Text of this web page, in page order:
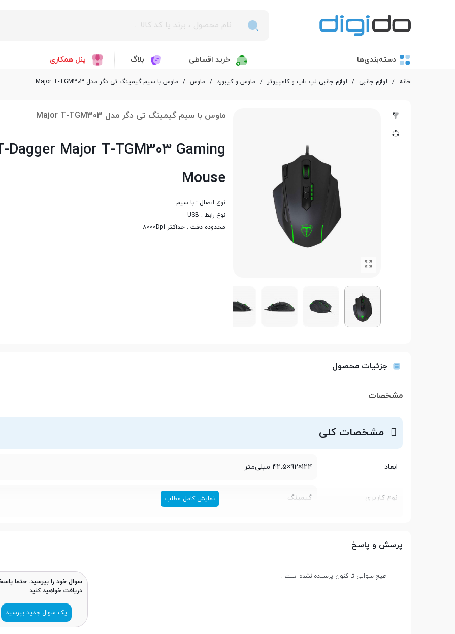
دسته‌بندی‌ها خرید اقساطی بلاگ پنل همکاری
خانه / لوازم جانبی / لوازم جانبی لپ تاپ و کامپیوتر / ماوس و کیبورد / ماوس / ماوس با سیم گیمینگ تی دگر مدل Major T-TGM303
ماوس با سیم گیمینگ تی دگر مدل Major T-TGM303
Dagger Major T-TGM303 Gaming
Mouse
نوع اتصال : با سیم
نوع رابط : USB
محدوده دقت : حداکثر 8000Dpi
جزئیات محصول
مشخصات
مشخصات کلی
ابعاد 124×92×42.5 میلی‌متر
نوع کاربری گیمینگ
اتصالات و امکانات
نوع رابط USB
نمایش کامل مطلب
پرسش و پاسخ
هیچ سوالی تا کنون پرسیده نشده است .
سوال خود را بپرسید. حتما
دریافت خواهید کنید
یک سوال جدید بپرسید